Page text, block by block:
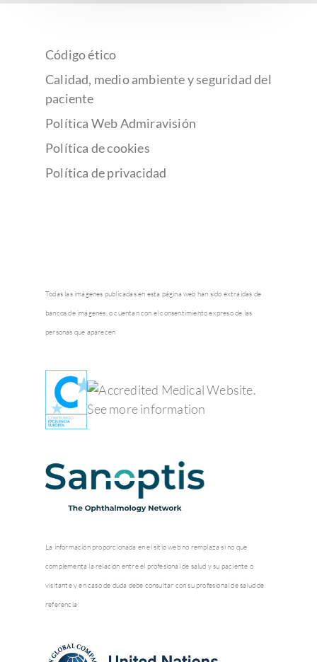
Código ético
Calidad, medio ambiente y seguridad del
paciente
Política Web Admiravisión
Política de cookies
Política de privacidad
Todas las imágenes publicadas en esta página web han sido extraídas de
bancos de imágenes, o cuentan con el consentimiento expreso de las
personas que aparecen
La información proporcionada en el sitio web no remplaza si no que
complementa la relación entre el profesional de salud y su paciente o
visitante y en caso de duda debe consultar con su profesional de salud de
referencia